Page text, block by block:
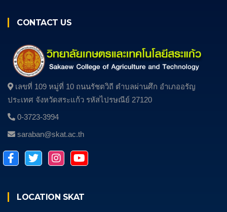
CONTACT US
เลขที่ 109 หมู่ที่ 10 ถนนรัชตวิถี ตําบลผ่านศึก อําเภออรัญ
ประเทศ จังหวัดสระแก้ว รหัสไปรษณีย์ 27120
0-3723-3994
saraban@skat.ac.th
LOCATION SKAT